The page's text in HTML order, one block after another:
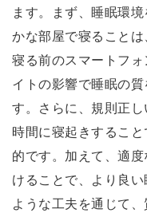
ます。まず、睡眠環
かな部屋で寝ることは
寝る前のスマートフ
イトの影響で睡眠の
す。さらに、規則正
時間に寝起きするこ
的です。加えて、適
けることで、より良
ような工夫を通じて